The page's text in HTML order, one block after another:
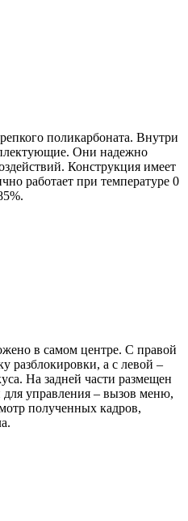
поликарбоната. Внутри
Они надежно
Конструкция имеет
работает при температуре 0
в самом центре. С правой
разблокировки, а с левой –
На задней части размещен
управления – вызов меню,
полученных кадров,